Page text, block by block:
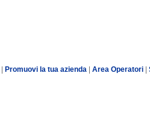
Promuovi la tua azienda Area Operatori